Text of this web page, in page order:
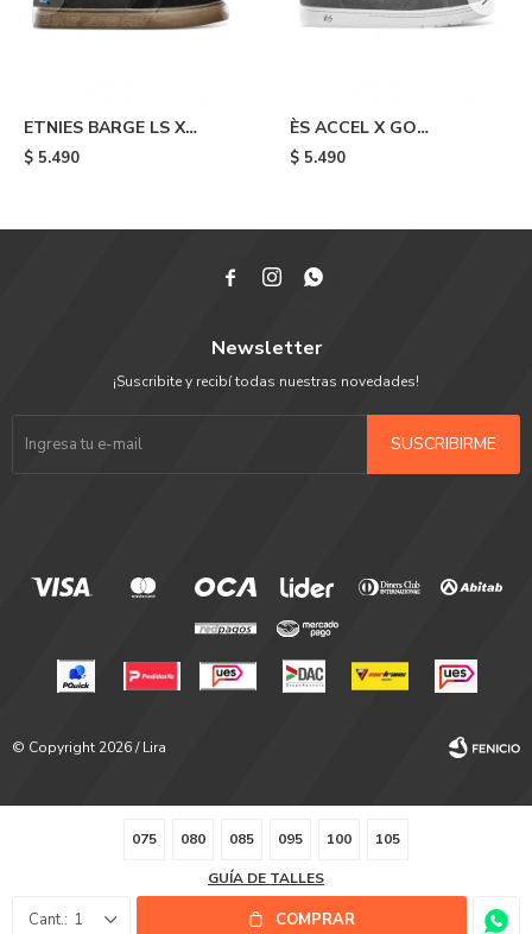
075 080 085 095 100 105
GUÍA DE TALLES
1 COMPRAR
ETNIES BARGE LS X
SANTA CRUZ - Black
$ 5.490
ÈS ACCEL X GO
SKATEBOARDING - Grey
$ 5.490
  
Newsletter
¡Suscribite y recibí todas nuestras novedades!
SUSCRIBIRME
© Copyright 2026 / Lira
Fenicio